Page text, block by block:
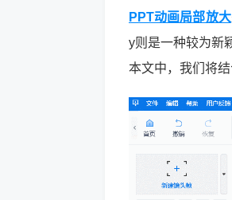
PPT动画局部放大
y则是一种较为新
本文中，我们将